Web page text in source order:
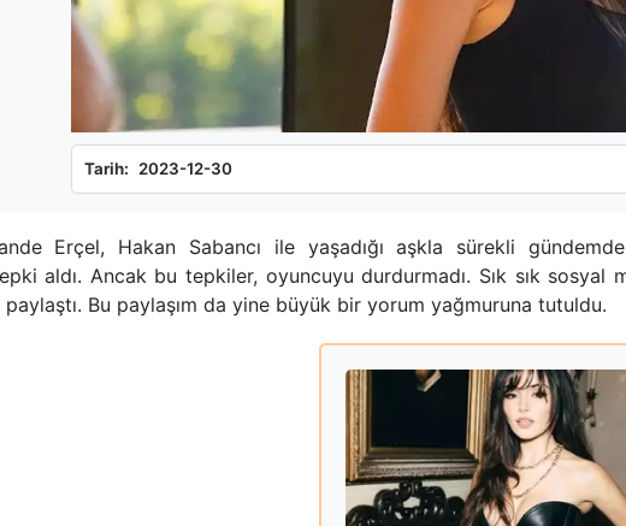
Tarih: 2023-12-30
Erçel, Hakan Sabancı ile yaşadığı aşkla sürekli
aldı. Ancak bu tepkiler, oyuncuyu durdurmadı. Sık sık
Bu paylaşım da yine büyük bir yorum yağmuruna tutuldu.